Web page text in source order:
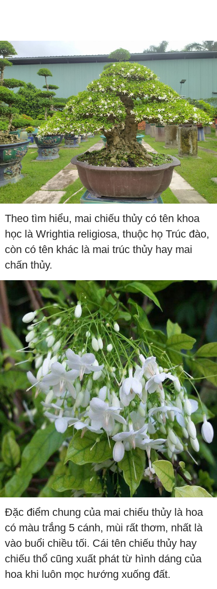
Theo tìm hiểu, mai chiếu thủy có tên khoa
học là Wrightia religiosa, thuộc họ Trúc đào,
còn có tên khác là mai trúc thủy hay mai
chấn thủy.
Đặc điểm chung của mai chiếu thủy là hoa
có màu trắng 5 cánh, mùi rất thơm, nhất là
vào buổi chiều tối. Cái tên chiếu thủy hay
chiếu thổ cũng xuất phát từ hình dáng của
hoa khi luôn mọc hướng xuống đất.